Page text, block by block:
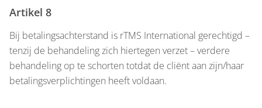
Artikel 8
Bij betalingsachterstand is rTMS International gerechtigd –
tenzij de behandeling zich hiertegen verzet – verdere
behandeling op te schorten totdat de cliënt aan zijn/haar
betalingsverplichtingen heeft voldaan.